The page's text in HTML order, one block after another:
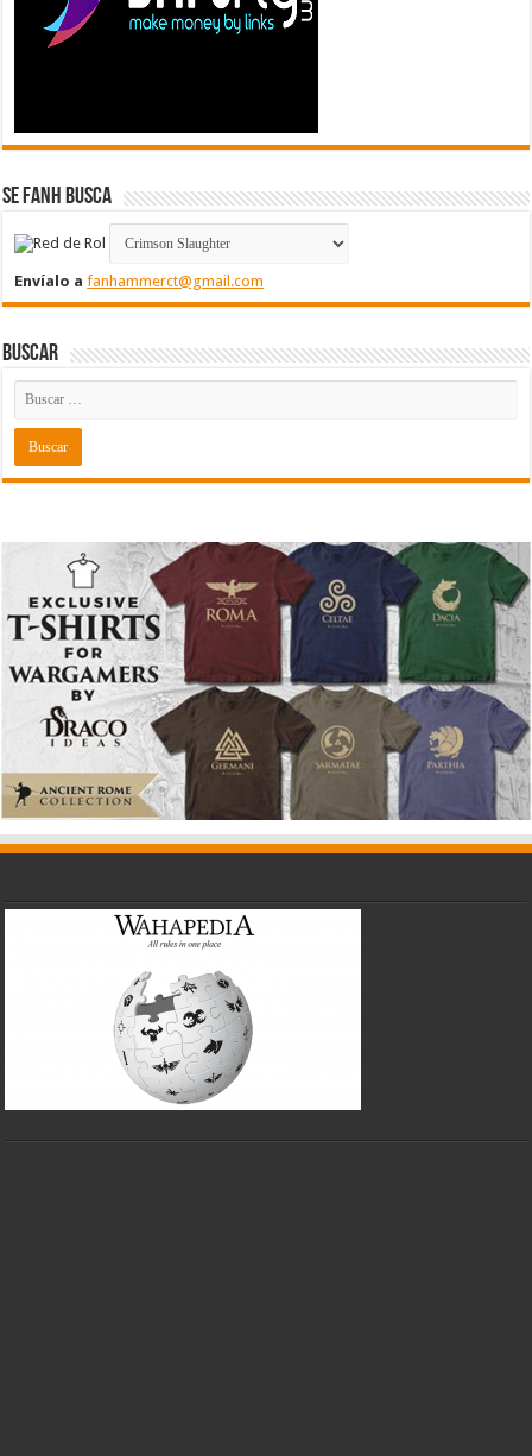
Se FanH Busca
Envíalo afanhammerct@gmail.com
Buscar